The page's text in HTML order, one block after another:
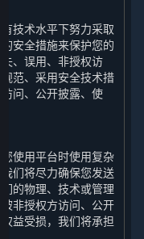
技术水平下努力采取
安全措施来保护您的
、误用、非授权访
范、采用安全技术措
问、公开披露、使
使用平台时使用复杂
们将尽力确保您发送
的物理、技术或管理
非授权方访问、公开
益受损，我们将承担